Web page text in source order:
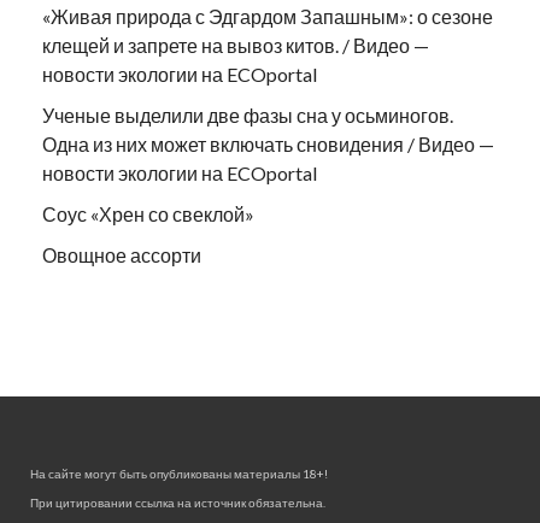
«Живая природа с Эдгардом Запашным»: о сезоне
клещей и запрете на вывоз китов. / Видео —
новости экологии на ECOportal
Ученые выделили две фазы сна у осьминогов.
Одна из них может включать сновидения / Видео —
новости экологии на ECOportal
Соус «Хрен со свеклой»
Овощное ассорти
На сайте могут быть опубликованы материалы 18+!
При цитировании ссылка на источник обязательна.